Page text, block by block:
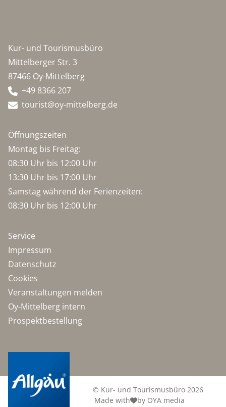
Kur- und Tourismusbüro
Mittelberger Str. 3
87466 Oy-Mittelberg
+49 8366 207
tourist@oy-mittelberg.de
Öffnungszeiten
Montag bis Freitag:
08:30 Uhr bis 12:00 Uhr
13:30 Uhr bis 17:00 Uhr
Samstag während der Ferienzeiten:
08:30 Uhr bis 12:00 Uhr
Service
Impressum
Datenschutz
Cookies
Veranstaltungen melden
Oy-Mittelberg intern
Prospektbestellung
© Kur- und Tourismusbüro 2026
Made with
by OYA media